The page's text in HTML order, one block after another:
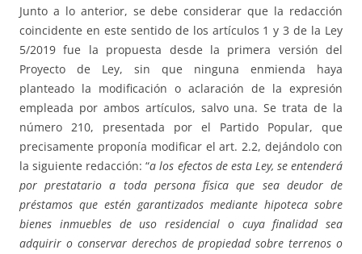
Junto a lo anterior, se debe considerar que la redacción
coincidente en este sentido de los artículos 1 y 3 de la Ley
5/2019 fue la propuesta desde la primera versión del
Proyecto de Ley, sin que ninguna enmienda haya
planteado la modificación o aclaración de la expresión
empleada por ambos artículos, salvo una. Se trata de la
número 210, presentada por el Partido Popular, que
precisamente proponía modificar el art. 2.2, dejándolo con
la siguiente redacción: “a los efectos de esta Ley, se entenderá
por prestatario a toda persona física que sea deudor de
préstamos que estén garantizados mediante hipoteca sobre
bienes inmuebles de uso residencial o cuya finalidad sea
adquirir o conservar derechos de propiedad sobre terrenos o